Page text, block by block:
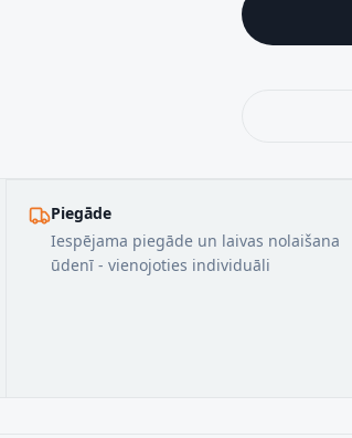
Piegāde
Iespējama piegāde un laivas nolaišana
ūdenī - vienojoties individuāli